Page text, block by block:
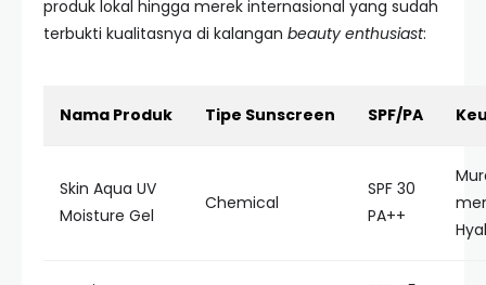
produk lokal hingga merek internasional yang sudah
terbukti kualitasnya di kalangan beauty enthusiast:
Nama Produk Tipe Sunscreen SPF/PA
Skin Aqua UV
Moisture Gel
Chemical
SPF 30
PA++